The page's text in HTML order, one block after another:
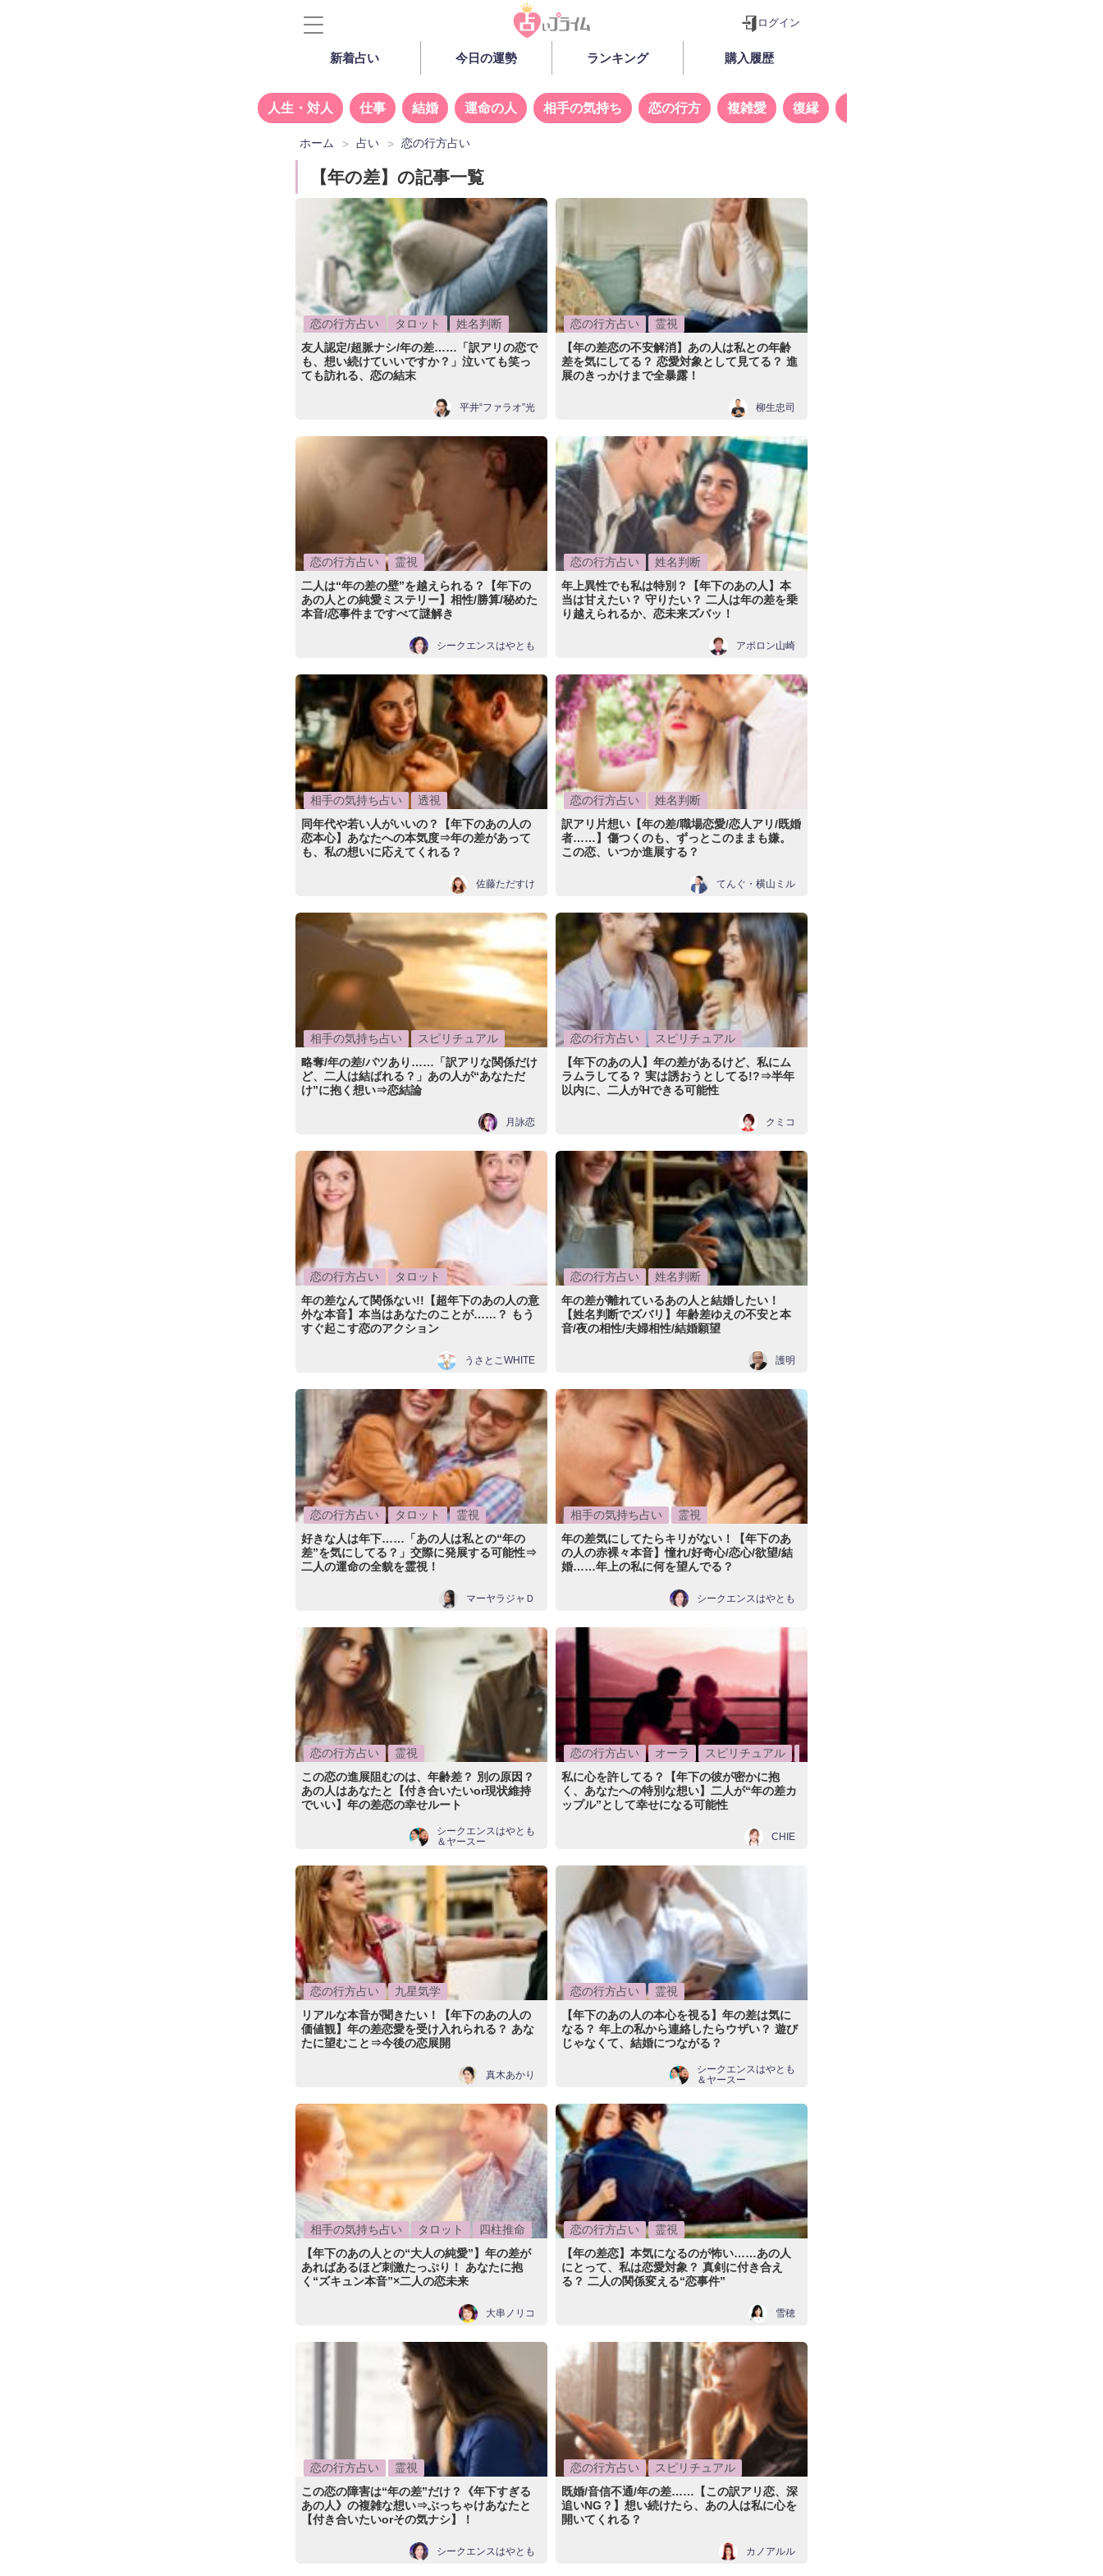
ログイン
新着占い 今日の運勢 ランキング 購入履歴
人生・対人 仕事 結婚 運命の人 相手の気持ち 恋の行方 複雑愛 復縁
ホーム 占い 恋の行方占い
【年の差】の記事一覧
恋の行方占い タロット
姓名判断
友人認定/超脈ナシ/年の差……「訳アリの恋で
も、想い続けていいですか？」泣いても笑っ
ても訪れる、恋の結末
平井“ファラオ”光
恋の行方占い
霊視
【年の差恋の不安解消】あの人は私との年齢
差を気にしてる？ 恋愛対象として見てる？ 進
展のきっかけまで全暴露！
柳生忠司
恋の行方占い
霊視
二人は“年の差の壁”を越えられる？【年下の
あの人との純愛ミステリー】相性/勝算/秘めた
本音/恋事件まですべて謎解き
シークエンスはやとも
恋の行方占い
姓名判断
年上異性でも私は特別？【年下のあの人】本
当は甘えたい？ 守りたい？ 二人は年の差を乗
り越えられるか、恋未来ズバッ！
アポロン山崎
相手の気持ち占い
透視
同年代や若い人がいいの？【年下のあの人の
恋本心】あなたへの本気度⇒年の差があって
も、私の想いに応えてくれる？
佐藤ただすけ
恋の行方占い
姓名判断
訳アリ片想い【年の差/職場恋愛/恋人アリ/既婚
者……】傷つくのも、ずっとこのままも嫌。
この恋、いつか進展する？
てんぐ・横山ミル
相手の気持ち占い
スピリチュアル
略奪/年の差/バツあり……「訳アリな関係だけ
ど、二人は結ばれる？」あの人が“あなただ
け”に抱く想い⇒恋結論
月詠恋
恋の行方占い
スピリチュアル
【年下のあの人】年の差があるけど、私にム
ラムラしてる？ 実は誘おうとしてる!?⇒半年
以内に、二人がHできる可能性
クミコ
恋の行方占い
タロット
年の差なんて関係ない!!【超年下のあの人の意
外な本音】本当はあなたのことが……？ もう
すぐ起こす恋のアクション
うさとこWHITE
恋の行方占い
姓名判断
年の差が離れているあの人と結婚したい！
【姓名判断でズバリ】年齢差ゆえの不安と本
音/夜の相性/夫婦相性/結婚願望
護明
恋の行方占い タロット
霊視
好きな人は年下……「あの人は私との“年の
差”を気にしてる？」交際に発展する可能性⇒
二人の運命の全貌を霊視！
マーヤラジャＤ
相手の気持ち占い
霊視
年の差気にしてたらキリがない！【年下のあ
の人の赤裸々本音】憧れ/好奇心/恋心/欲望/結
婚……年上の私に何を望んでる？
シークエンスはやとも
恋の行方占い
霊視
この恋の進展阻むのは、年齢差？ 別の原因？
あの人はあなたと【付き合いたいor現状維持
でいい】年の差恋の幸せルート
シークエンスはやとも
＆ヤースー
恋の行方占い オーラ スピリチュアル
霊視
私に心を許してる？【年下の彼が密かに抱
く、あなたへの特別な想い】二人が“年の差カ
ップル”として幸せになる可能性
CHIE
恋の行方占い
九星気学
リアルな本音が聞きたい！【年下のあの人の
価値観】年の差恋愛を受け入れられる？ あな
たに望むこと⇒今後の恋展開
真木あかり
恋の行方占い
霊視
【年下のあの人の本心を視る】年の差は気に
なる？ 年上の私から連絡したらウザい？ 遊び
じゃなくて、結婚につながる？
シークエンスはやとも
＆ヤースー
相手の気持ち占い タロット
四柱推命
【年下のあの人との“大人の純愛”】年の差が
あればあるほど刺激たっぷり！ あなたに抱
く“ズキュン本音”×二人の恋未来
大串ノリコ
恋の行方占い
霊視
【年の差恋】本気になるのが怖い……あの人
にとって、私は恋愛対象？ 真剣に付き合え
る？ 二人の関係変える“恋事件”
雪穂
恋の行方占い
霊視
この恋の障害は“年の差”だけ？《年下すぎる
あの人》の複雑な想い⇒ぶっちゃけあなたと
【付き合いたいorその気ナシ】！
シークエンスはやとも
恋の行方占い
スピリチュアル
既婚/音信不通/年の差……【この訳アリ恋、深
追いNG？】想い続けたら、あの人は私に心を
開いてくれる？
カノアルル